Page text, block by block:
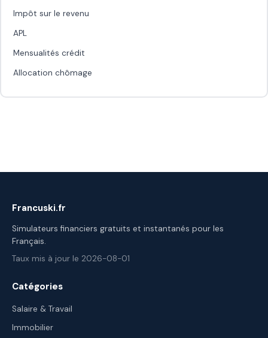
Impôt sur le revenu
APL
Mensualités crédit
Allocation chômage
Francuski.fr
Simulateurs financiers gratuits et instantanés pour les
Français.
Taux mis à jour le 2026-08-01
Catégories
Salaire & Travail
Immobilier